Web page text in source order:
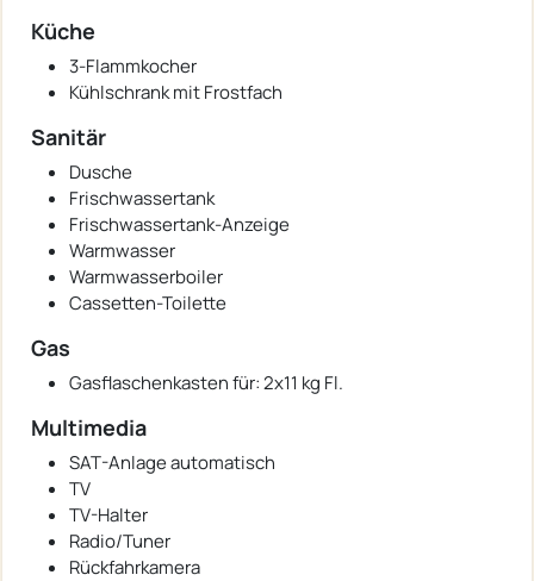
Küche
3-Flammkocher
Kühlschrank mit Frostfach
Sanitär
Dusche
Frischwassertank
Frischwassertank-Anzeige
Warmwasser
Warmwasserboiler
Cassetten-Toilette
Gas
Gasflaschenkasten für: 2x11 kg Fl.
Multimedia
SAT-Anlage automatisch
TV
TV-Halter
Radio/Tuner
Rückfahrkamera